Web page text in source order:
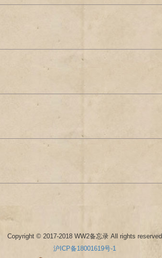
Copyright © 2017-2018 WW2备忘录 All rights reserved
沪ICP备18001619号-1